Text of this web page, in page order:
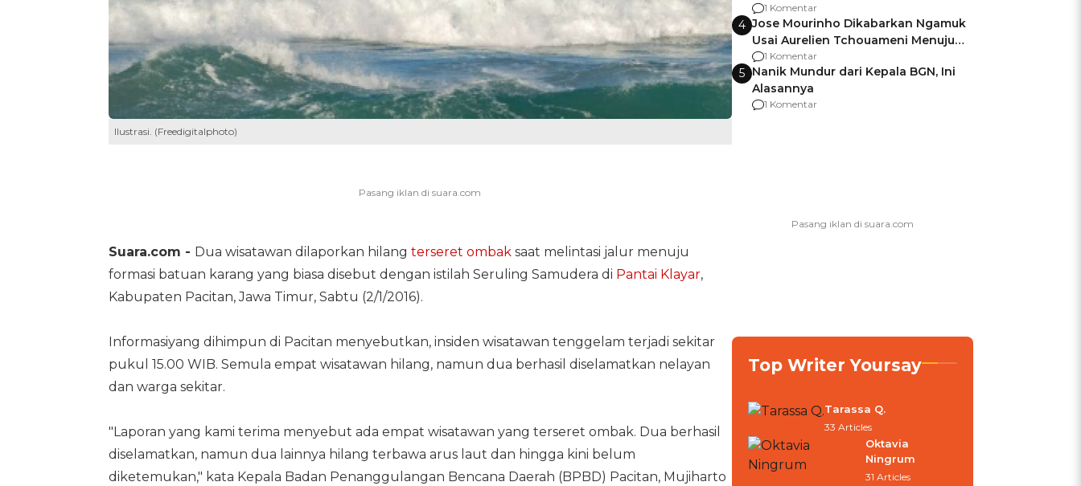
Ilustrasi. (Freedigitalphoto)
Suara.com - Dua wisatawan dilaporkan hilang terseret ombak saat melintasi jalur menuju
formasi batuan karang yang biasa disebut dengan istilah Seruling Samudera di Pantai Klayar,
Kabupaten Pacitan, Jawa Timur, Sabtu (2/1/2016).
Informasiyang dihimpun di Pacitan menyebutkan, insiden wisatawan tenggelam terjadi sekitar
pukul 15.00 WIB. Semula empat wisatawan hilang, namun dua berhasil diselamatkan nelayan
dan warga sekitar.
"Laporan yang kami terima menyebut ada empat wisatawan yang terseret ombak. Dua berhasil
diselamatkan, namun dua lainnya hilang terbawa arus laut dan hingga kini belum
diketemukan," kata Kepala Badan Penanggulangan Bencana Daerah (BPBD) Pacitan, Mujiharto
Usai Jadi Brigjen
1 Komentar
4 Jose Mourinho Dikabarkan Ngamuk
Usai Aurelien Tchouameni Menuju
Manchester United
1 Komentar
5 Nanik Mundur dari Kepala BGN, Ini
Alasannya
1 Komentar
Top Writer Yoursay
Tarassa Q.
33 Articles
Oktavia
Ningrum
31 Articles